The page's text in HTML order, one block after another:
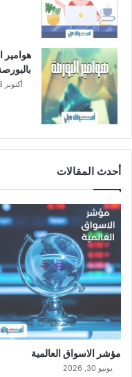
هوامير
أكتوبر 28, 2023
أحدث المقالات
مؤشر الاسواق العالمية
يونيو 30, 2026